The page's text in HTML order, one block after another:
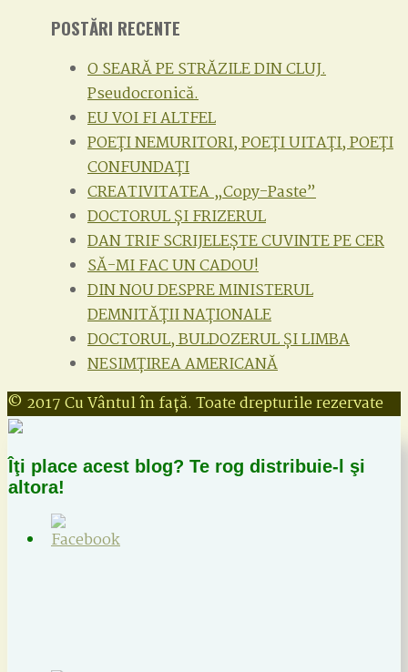
POSTĂRI RECENTE
O SEARĂ PE STRĂZILE DIN CLUJ.
Pseudocronică.
EU VOI FI ALTFEL
POEȚI NEMURITORI, POEȚI UITAȚI, POEȚI
CONFUNDAȚI
CREATIVITATEA „Copy-Paste”
DOCTORUL ȘI FRIZERUL
DAN TRIF SCRIJELEȘTE CUVINTE PE CER
SĂ-MI FAC UN CADOU!
DIN NOU DESPRE MINISTERUL
DEMNITĂȚII NAȚIONALE
DOCTORUL, BULDOZERUL ȘI LIMBA
NESIMȚIREA AMERICANĂ
Facebook
© 2017 Cu Vântul în față. Toate drepturile rezervate
Îţi place acest blog? Te rog distribuie-l şi
altora!